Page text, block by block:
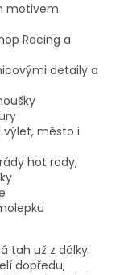
motivem
Racing a
detaily a
město i
hot rody,
tah už z dálky.
dopředu,